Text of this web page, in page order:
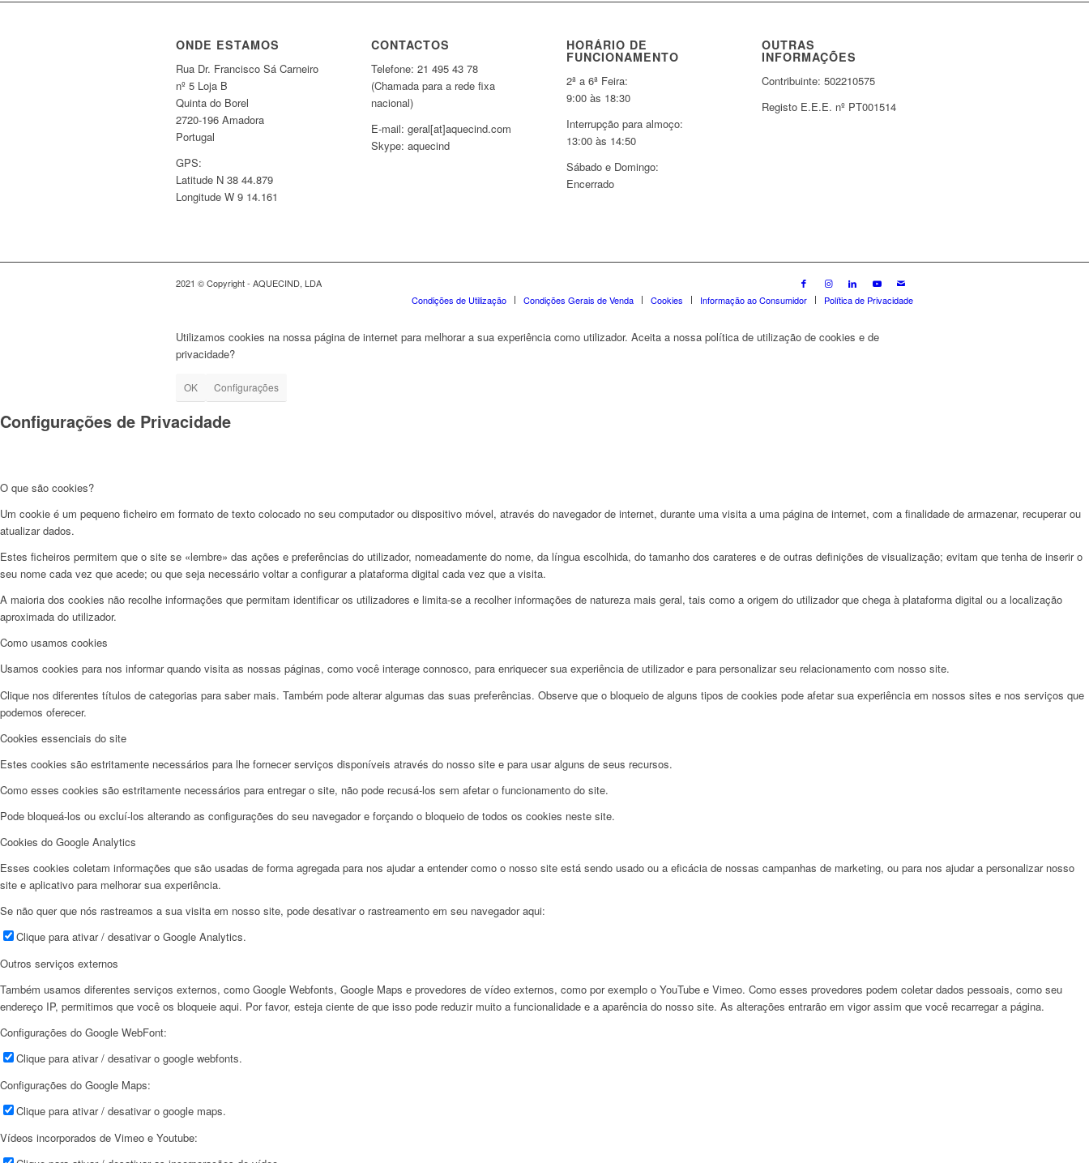
ONDE ESTAMOS
Rua Dr. Francisco Sá Carneiro
nº 5 Loja B
Quinta do Borel
2720-196 Amadora
Portugal
GPS:
Latitude N 38 44.879
Longitude W 9 14.161
CONTACTOS
Telefone: 21 495 43 78
(Chamada para a rede fixa
nacional)
E-mail: geral[at]aquecind.com
Skype: aquecind
HORÁRIO DE
FUNCIONAMENTO
2ª a 6ª Feira:
9:00 às 18:30
Interrupção para almoço:
13:00 às 14:50
Sábado e Domingo:
Encerrado
OUTRAS
INFORMAÇÕES
Contribuinte: 502210575
Registo E.E.E. nº PT001514
2021 © Copyright - AQUECIND, LDA
Condições de Utilização
Condições Gerais de Venda Cookies Informação ao Consumidor Política de Privacidade
Utilizamos cookies na nossa página de internet para melhorar a sua experiência como utilizador. Aceita a nossa política de utilização de cookies e de
privacidade?
OK Configurações
Configurações de Privacidade
O que são cookies?
Um cookie é um pequeno ficheiro em formato de texto colocado no seu computador ou dispositivo móvel, através do navegador de internet, durante uma visita a uma página de internet, com a finalidade de armazenar, recuperar ou
atualizar dados.
Estes ficheiros permitem que o site se «lembre» das ações e preferências do utilizador, nomeadamente do nome, da língua escolhida, do tamanho dos carateres e de outras definições de visualização; evitam que tenha de inserir o
seu nome cada vez que acede; ou que seja necessário voltar a configurar a plataforma digital cada vez que a visita.
A maioria dos cookies não recolhe informações que permitam identificar os utilizadores e limita-se a recolher informações de natureza mais geral, tais como a origem do utilizador que chega à plataforma digital ou a localização
aproximada do utilizador.
Como usamos cookies
Usamos cookies para nos informar quando visita as nossas páginas, como você interage connosco, para enriquecer sua experiência de utilizador e para personalizar seu relacionamento com nosso site.
Clique nos diferentes títulos de categorias para saber mais. Também pode alterar algumas das suas preferências. Observe que o bloqueio de alguns tipos de cookies pode afetar sua experiência em nossos sites e nos serviços que
podemos oferecer.
Cookies essenciais do site
Estes cookies são estritamente necessários para lhe fornecer serviços disponíveis através do nosso site e para usar alguns de seus recursos.
Como esses cookies são estritamente necessários para entregar o site, não pode recusá-los sem afetar o funcionamento do site.
Pode bloqueá-los ou excluí-los alterando as configurações do seu navegador e forçando o bloqueio de todos os cookies neste site.
Cookies do Google Analytics
Esses cookies coletam informações que são usadas de forma agregada para nos ajudar a entender como o nosso site está sendo usado ou a eficácia de nossas campanhas de marketing, ou para nos ajudar a personalizar nosso
site e aplicativo para melhorar sua experiência.
Se não quer que nós rastreamos a sua visita em nosso site, pode desativar o rastreamento em seu navegador aqui:
Clique para ativar / desativar o Google Analytics.
Outros serviços externos
Também usamos diferentes serviços externos, como Google Webfonts, Google Maps e provedores de vídeo externos, como por exemplo o YouTube e Vimeo. Como esses provedores podem coletar dados pessoais, como seu
endereço IP, permitimos que você os bloqueie aqui. Por favor, esteja ciente de que isso pode reduzir muito a funcionalidade e a aparência do nosso site. As alterações entrarão em vigor assim que você recarregar a página.
Configurações do Google WebFont:
Clique para ativar / desativar o google webfonts.
Configurações do Google Maps:
Clique para ativar / desativar o google maps.
Vídeos incorporados de Vimeo e Youtube: